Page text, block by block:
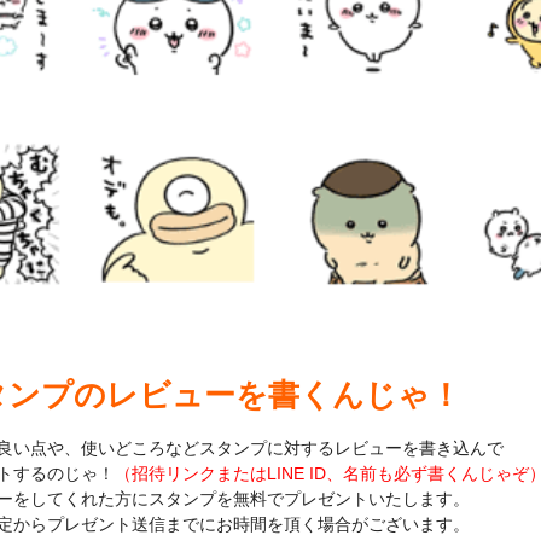
プのレビューを書くんじゃ！
い点や、使いどころなどスタンプに対するレビューを書き込んで
するのじゃ！
（招待リンクまたはLINE ID、名前も必ず書くんじゃぞ
してくれた方にスタンプを無料でプレゼントいたします。
らプレゼント送信までにお時間を頂く場合がございます。